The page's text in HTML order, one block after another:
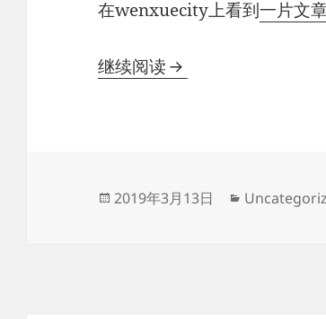
在wenxuecity上看到一片文
继续阅读转载《读《思旧赋》》
发
2019年3月13日
分